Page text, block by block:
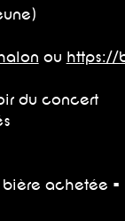
ou https://
du concert
bière achetée